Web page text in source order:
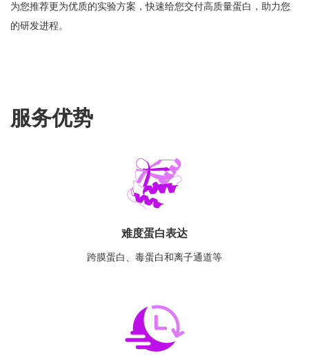
为您推荐更为优质的实验方案，快速给您交付高质量蛋白，助力您
的研发进程。
服务优势
难度蛋白表达
跨膜蛋白、毒蛋白和离子通道等